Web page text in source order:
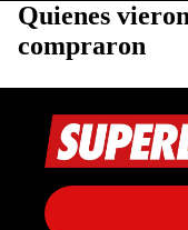
Quienes
compraron
Información